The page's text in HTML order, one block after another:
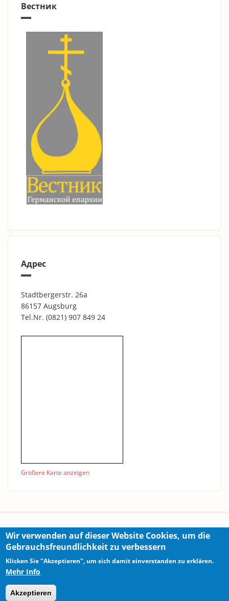
Вестник
Адрес
Stadtbergerstr. 26a
86157 Augsburg
Tel.Nr. (0821) 907 849 24
Größere Karte anzeigen
Правовая информация / Политика
конфиденциальности
Wir verwenden auf dieser Website Cookies, um die
Gebrauchsfreundlichkeit zu verbessern
Klicken Sie "Akzeptieren", um sich damit einverstanden zu erklären.
Mehr Info
Akzeptieren